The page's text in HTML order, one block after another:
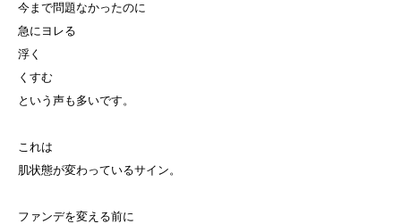
今まで問題なかったのに
急にヨレる
浮く
くすむ
という声も多いです。
これは
肌状態が変わっているサイン。
ファンデを変える前に